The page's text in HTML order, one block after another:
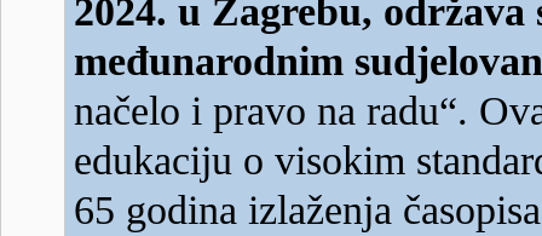
2024. u Zagrebu, održava
međunarodnim
načelo i pravo na radu“.
edukaciju o visokim
65 godina izlaženja